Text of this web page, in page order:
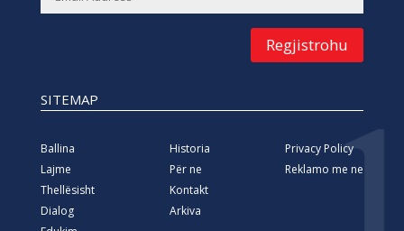
Regjistrohu
SITEMAP
Ballina
Lajme
Thellësisht
Dialog
Historia
Për ne
Kontakt
Arkiva
Privacy Policy
Reklamo me ne